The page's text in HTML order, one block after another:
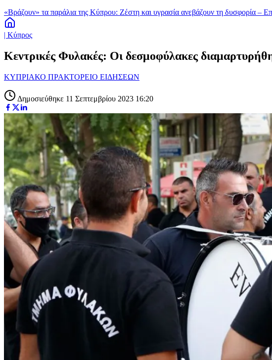
«Βράζουν» τα παράλια της Κύπρου: Ζέστη και υγρασία ανεβάζουν τη δυσφορία –
| Κύπρος
Κεντρικές Φυλακές: Οι δεσμοφύλακες
ΚΥΠΡΙΑΚΟ ΠΡΑΚΤΟΡΕΙΟ ΕΙΔΗΣΕΩΝ
Δημοσιεύθηκε 11 Σεπτεμβρίου 2023 16:20